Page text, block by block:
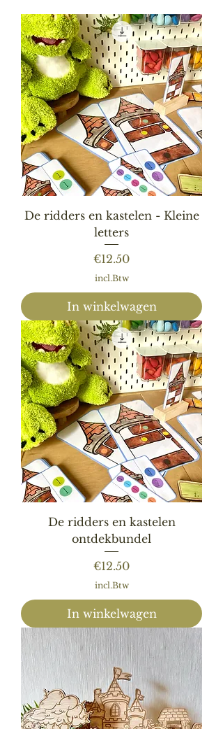
De ridders en kastelen - Kleine
letters
Prijs
€12.50
incl.Btw
In winkelwagen
De ridders en kastelen
ontdekbundel
Prijs
€12.50
incl.Btw
In winkelwagen